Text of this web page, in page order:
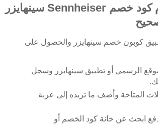
كيفية استخدام كود خصم Sennheiser سينهايزر
كوبون خصم سينهايزر والحصول على
الرسمي أو تطبيق سينهايزر وسجل
المتاحة وأضف ما تريده إلى عربة
ابحث عن خانة كود الخصم أو